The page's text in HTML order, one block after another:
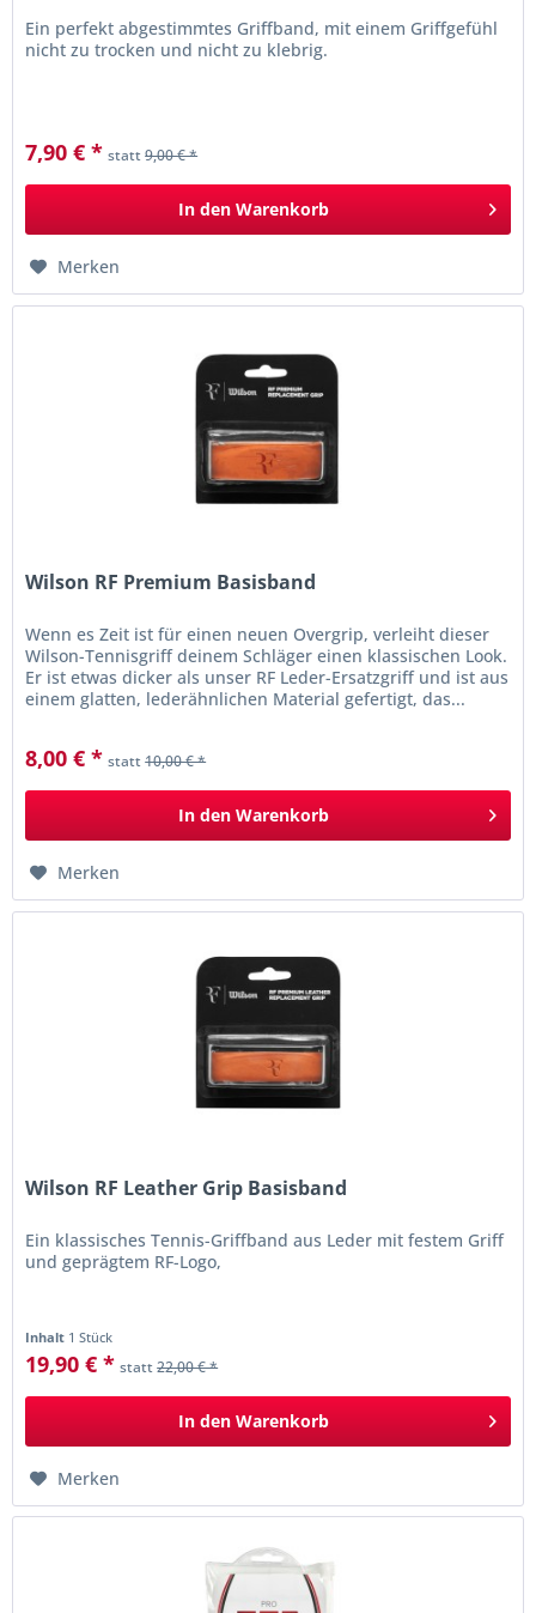
Ein perfekt abgestimmtes Griffband, mit einem Griffgefühl
nicht zu trocken und nicht zu klebrig.
7,90 € * statt9,00 € *
In den Warenkorb
Merken
Wilson RF Premium Basisband
Wenn es Zeit ist für einen neuen Overgrip, verleiht dieser
Wilson-Tennisgriff deinem Schläger einen klassischen Look.
Er ist etwas dicker als unser RF Leder-Ersatzgriff und ist aus
einem glatten, lederähnlichen Material gefertigt, das...
8,00 € * statt10,00 € *
In den Warenkorb
Merken
Wilson RF Leather Grip Basisband
Ein klassisches Tennis-Griffband aus Leder mit festem Griff
und geprägtem RF-Logo,
Inhalt 1 Stück
19,90 € * statt22,00 € *
In den Warenkorb
Merken